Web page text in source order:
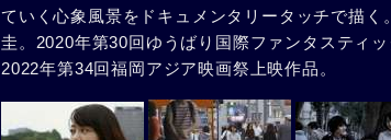
ていく心象風景をドキュメンタリータッチで描
圭。2020年第30回ゆうばり国際ファンタスティ
2022年第34回福岡アジア映画祭上映作品。